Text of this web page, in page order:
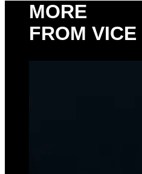
MORE
FROM VICE